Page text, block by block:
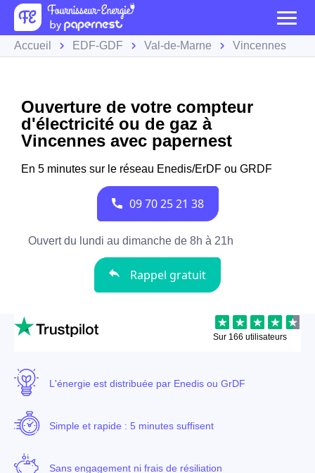
Accueil EDF-GDF Val-de-Marne Vincennes